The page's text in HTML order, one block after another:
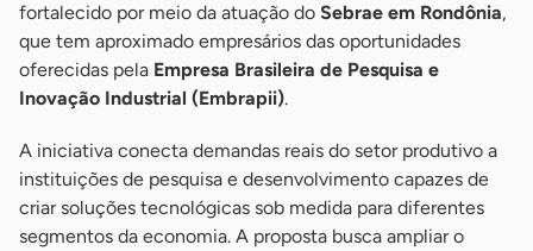
fortalecido por meio da atuação do Sebrae em Rondônia,
que tem aproximado empresários das oportunidades
oferecidas pela Empresa Brasileira de Pesquisa e
Inovação Industrial (Embrapii).
A iniciativa conecta demandas reais do setor produtivo a
instituições de pesquisa e desenvolvimento capazes de
criar soluções tecnológicas sob medida para diferentes
segmentos da economia. A proposta busca ampliar o